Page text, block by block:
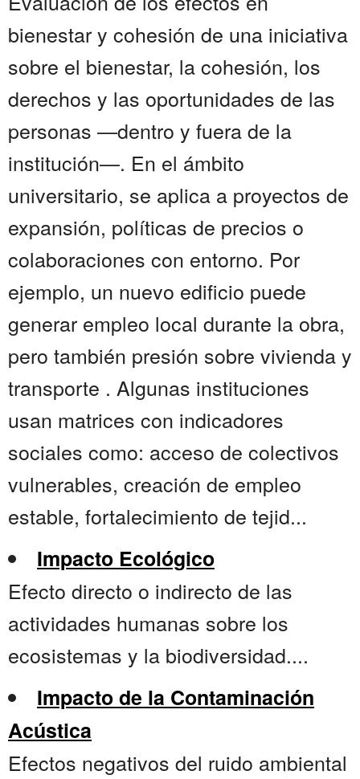
bienestar y cohesión de una iniciativa
sobre el bienestar, la cohesión, los
derechos y las oportunidades de las
personas —dentro y fuera de la
institución—. En el ámbito
universitario, se aplica a proyectos de
expansión, políticas de precios o
colaboraciones con entorno. Por
ejemplo, un nuevo edificio puede
generar empleo local durante la obra,
pero también presión sobre vivienda y
transporte . Algunas instituciones
usan matrices con indicadores
sociales como: acceso de colectivos
vulnerables, creación de empleo
estable, fortalecimiento de tejid...
Impacto Ecológico
Efecto directo o indirecto de las
actividades humanas sobre los
ecosistemas y la biodiversidad....
Impacto de la Contaminación
Acústica
Efectos negativos del ruido ambiental